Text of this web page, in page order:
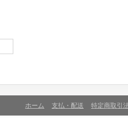
ホーム 支払・配送 特定商取引